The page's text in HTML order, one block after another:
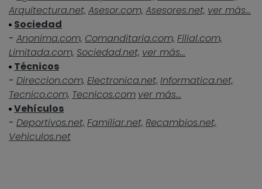
Arquitectura.net, Asesor.com, Asesores.net, ver más...
Sociedad
- Anonima.com, Comanditaria.com, Filial.com,
Limitada.com, Sociedad.net, ver más...
Técnicos
- Direccion.com, Electronica.net, Informatica.net,
Tecnico.com, Tecnicos.com ver más...
Vehículos
- Deportivos.net, Familiar.net, Recambios.net,
Vehiculos.net